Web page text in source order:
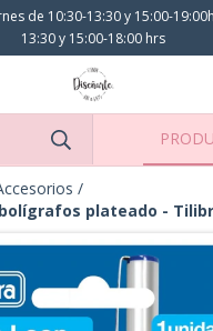
de 10:30-13:30 y 15:00-
13:30 y 15:00-18:00 hrs
/
plateado -